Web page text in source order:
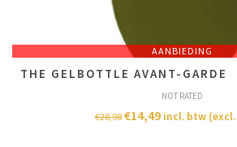
AANBIEDING
THE GELBOTTLE AVANT-GARDE
NOT RATED
€28,98 €14,49 incl. btw (excl.